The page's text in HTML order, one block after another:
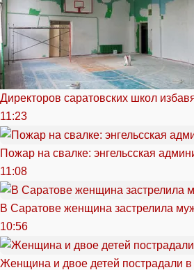
Директоров саратовских школ
11:23
Пожар на свалке: энгельсская
11:08
В Саратове женщина застрелила
10:56
Женщина и двое детей пострадали